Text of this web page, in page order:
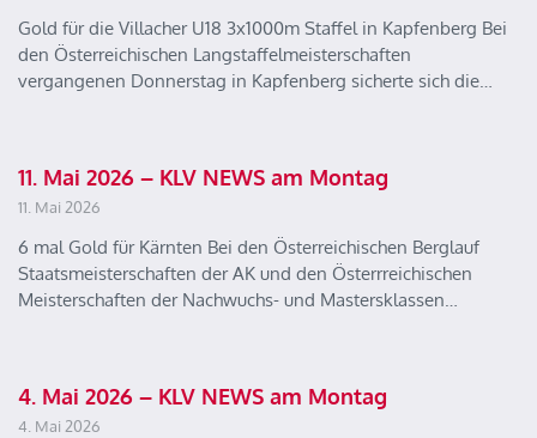
Gold für die Villacher U18 3x1000m Staffel in Kapfenberg Bei
den Österreichischen Langstaffelmeisterschaften
vergangenen Donnerstag in Kapfenberg sicherte sich die…
11. Mai 2026 – KLV NEWS am Montag
11. Mai 2026
6 mal Gold für Kärnten Bei den Österreichischen Berglauf
Staatsmeisterschaften der AK und den Österrreichischen
Meisterschaften der Nachwuchs- und Mastersklassen…
4. Mai 2026 – KLV NEWS am Montag
4. Mai 2026